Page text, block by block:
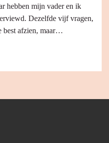
hebben mijn vader en ik
Dezelfde vijf vragen,
best afzien, maar…